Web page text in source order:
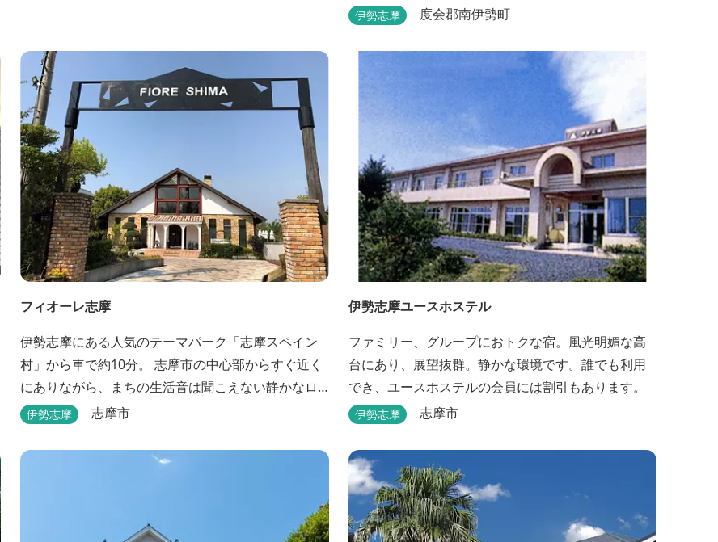
リングのバイカーさんもお気軽にお立ち寄りくださ
伊勢志摩 度会郡南伊勢町
フィオーレ志摩
伊勢志摩にある人気のテーマパーク「志摩スペイン
村」から車で約10分。 志摩市の中心部からすぐ近く
にありながら、まちの生活音は聞こえない静かなロ
ケーションと、木の温もりを感じる本格的なコテー
と一緒に泊まれる宿泊棟もあり、「週末、ペットと
伊勢志摩 志摩市
伊勢志摩ユースホステル
ファミリー、グループにおトクな宿。風光明媚な高
台にあり、展望抜群。静かな環境です。誰でも利用
でき、ユースホステルの会員には割引もあります。
伊勢志摩 志摩市